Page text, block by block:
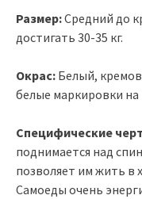
Размер:Средний до
достигать 30-35 кг.
Окрас: Белый,
белые маркировки на
Специфические
поднимается над
позволяет им жить в
Самоеды очень